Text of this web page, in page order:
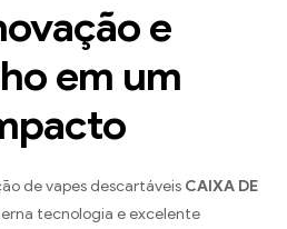
e
em um
de vapes descartáveis CAIXA DE
tecnologia e excelente